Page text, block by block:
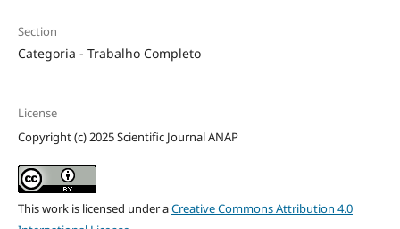
Section
Categoria - Trabalho Completo
License
Copyright (c) 2025 Scientific Journal ANAP
This work is licensed under aCreative Commons Attribution 4.0